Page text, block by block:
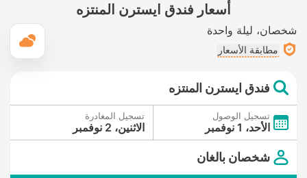
أسعار فندق ايسترن المنتزه
شخصان ليلة واحدة
مطابقة الأسعار
فندق ايسترن المنتزه
تسجيل الوصول
الأحد، 1 نوفمبر
تسجيل المغادرة
الاثنين، 2 نوفمبر
شخصان بالغان